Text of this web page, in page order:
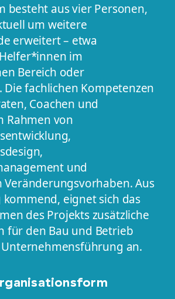
besteht aus vier Personen,
um weitere
erweitert – etwa
im
Bereich oder
Die fachlichen Kompetenzen
Coachen und
Rahmen von
und
Veränderungsvorhaben. Aus
eignet sich das
des Projekts zusätzliche
für den Bau und Betrieb
an.